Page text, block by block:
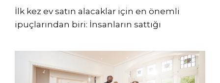
İlk kez ev satın alacaklar için en önemli
ipuçlarından biri: İnsanların sattığı